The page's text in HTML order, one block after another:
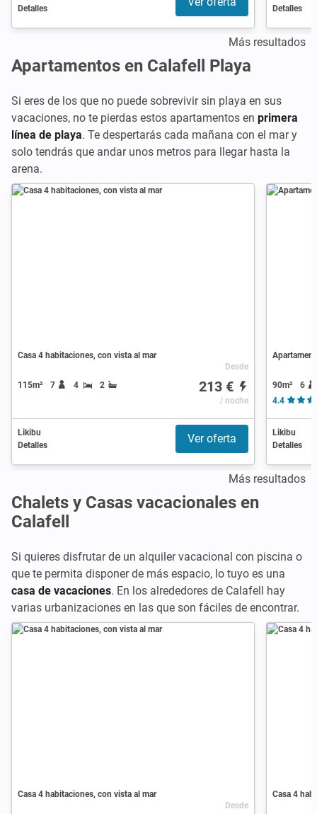
Detalles
Detalles
Más resultados
Apartamentos en Calafell Playa
Si eres de los que no puede sobrevivir sin playa en sus
vacaciones, no te pierdas estos apartamentos en primera
línea de playa. Te despertarás cada mañana con el mar y
solo tendrás que andar unos metros para llegar hasta la
arena.
Casa 4 habitaciones, con vista al mar
115m² 7 4 2
Desde
213 €
/ noche
Likibu
Detalles
Ver oferta
90m²
6
4.4
Likibu
Detalles
Más resultados
Chalets y Casas vacacionales en
Calafell
Si quieres disfrutar de un alquiler vacacional con piscina o
que te permita disponer de más espacio, lo tuyo es una
casa de vacaciones. En los alrededores de Calafell hay
varias urbanizaciones en las que son fáciles de encontrar.
Casa 4 habitaciones, con vista al mar
Desde
Casa 4